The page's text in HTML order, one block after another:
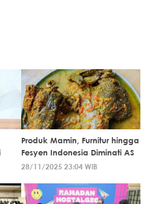
Produk Mamin, Furnitur hingga
Fesyen Indonesia Diminati AS
28/11/2025 23:04 WIB